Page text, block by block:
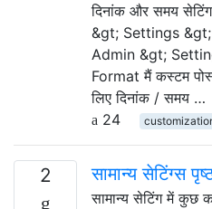
दिनांक और समय
&gt; Settings
Admin &gt;
Format मैं कस्टम
लिए दिनांक / समय …
24
2 सामान्य सेटिंग्स
सामान्य सेटिंग में कुछ